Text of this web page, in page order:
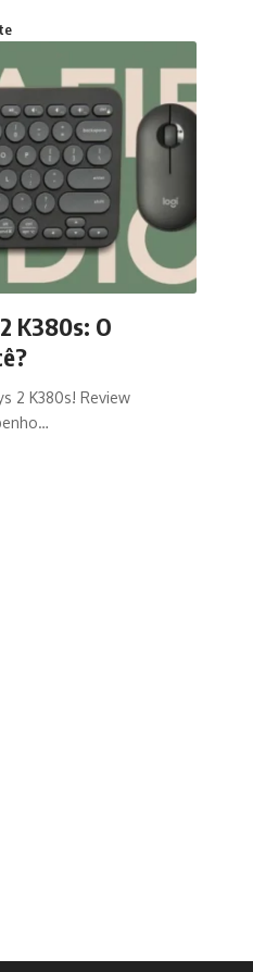
K380s: O
2 K380s! Review